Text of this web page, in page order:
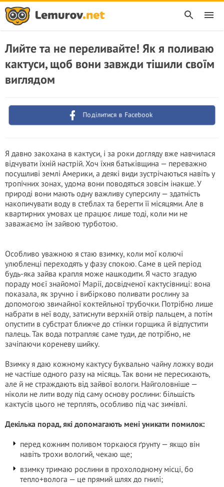
Лийте та не переливайте! Як я поливаю
кактуси, щоб вони завжди тішили своїм
виглядом
Поділитися в Facebook
Я давно закохана в кактуси, і за роки догляду вже навчилася
відчувати їхній настрій. Хоч їхня батьківщина — переважно
посушливі землі Америки, а деякі види зустрічаються навіть у
тропічних зонах, удома вони поводяться зовсім інакше. У
природі вони мають одну важливу суперсилу — здатність
накопичувати воду в стеблах та берегти її місяцями. Але в
квартирних умовах це працює лише тоді, коли ми не
заважаємо їм зайвою турботою.
Особливо уважною я стаю взимку, коли мої колючі
улюбленці переходять у фазу спокою. Саме в цей період
будь-яка зайва крапля може нашкодити. Я часто згадую
пораду моєї знайомої Марії, досвідченої кактусівниці: вона
показала, як зручно і вибірково поливати рослину за
допомогою звичайної коктейльної трубочки. Потрібно лише
набрати в неї воду, затиснути верхній отвір пальцем, а потім
опустити в субстрат ближче до стінки горщика й відпустити
палець. Так вода потрапляє саме туди, де потрібно, не
зачіпаючи кореневу шийку.
Взимку я даю кожному кактусу буквально чайну ложку води
не частіше одного разу на місяць. Так вони не пересихають,
але й не страждають від зайвої вологи. Найголовніше —
ніколи не лити воду під саму основу рослини: більшість
кактусів цього не терплять, особливо під час зимівлі.
Декілька порад, які допомагають мені уникати помилок:
перед кожним поливом торкаюся ґрунту — якщо він
навіть трохи вологий, чекаю ще;
взимку тримаю рослини в прохолодному місці, бо
тепло+волога — це прямий шлях до гнилі;